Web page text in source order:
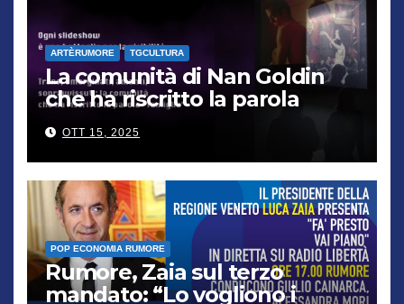
ARTÈRUMORE TGCULTURA
La comunità di Nan Goldin
che ha riscritto la parola
“famiglia”
OTT 15, 2025
POP ECONOMIA RUMORE
Rumore, Zaia sul terzo
mandato: “Lo vogliono i